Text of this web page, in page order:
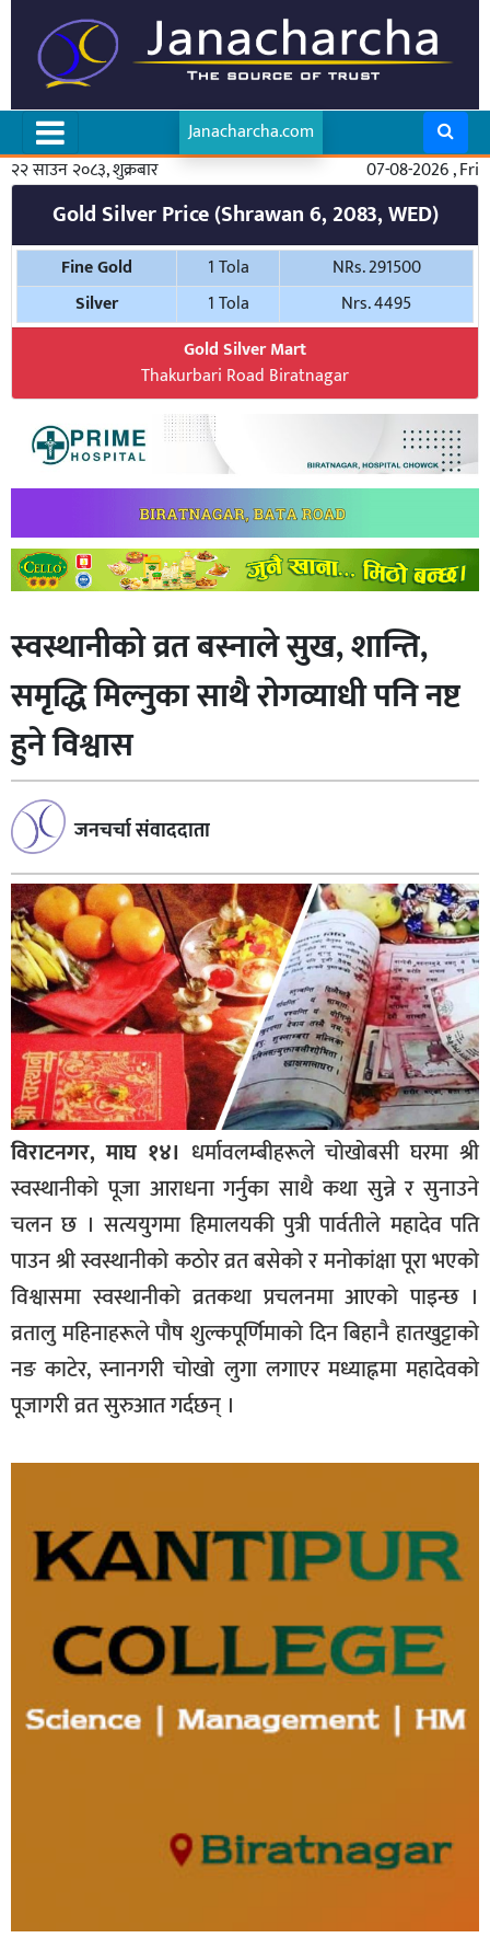
Janacharcha.com
२२ साउन २०८३, शुक्रबार
07-08-2026 , Fri
Gold Silver Price (Shrawan 6, 2083, WED)
Fine Gold 1 Tola
NRs. 291500
Silver
1 Tola
Nrs. 4495
Gold Silver Mart
Thakurbari Road Biratnagar
स्वस्थानीको व्रत बस्नाले सुख, शान्ति,
समृद्धि मिल्नुका साथै रोगव्याधी पनि नष्ट
हुने विश्वास
जनचर्चा संवाददाता
विराटनगर, माघ १४। धर्मावलम्बीहरूले चोखोबसी घरमा श्री
स्वस्थानीको पूजा आराधना गर्नुका साथै कथा सुन्ने र सुनाउने
चलन छ । सत्ययुगमा हिमालयकी पुत्री पार्वतीले महादेव पति
पाउन श्री स्वस्थानीको कठोर व्रत बसेको र मनोकांक्षा पूरा भएको
विश्वासमा स्वस्थानीको व्रतकथा प्रचलनमा आएको पाइन्छ ।
व्रतालु महिनाहरूले पौष शुल्कपूर्णिमाको दिन बिहानै हातखुट्टाको
नङ काटेर, स्नानगरी चोखो लुगा लगाएर मध्याह्नमा महादेवको
पूजागरी व्रत सुरुआत गर्दछन् ।